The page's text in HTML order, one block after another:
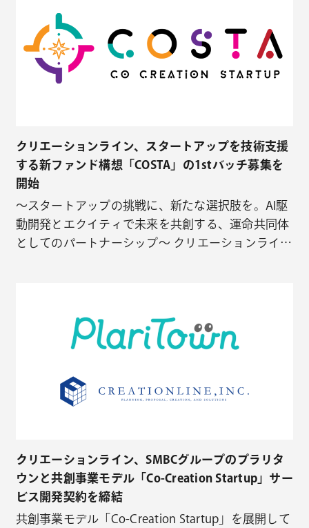
タ活用における「AIエージェント…
クリエーションライン、スタートアップを技術支援
する新ファンド構想「COSTA」の1stバッチ募集を
開始
〜スタートアップの挑戦に、新たな選択肢を。AI駆
動開発とエクイティで未来を共創する、運命共同体
としてのパートナーシップ〜 クリエーションライン
のスタートアップを対象とした新ファンド構想
「Co-Creation St…
クリエーションライン、SMBCグループのプラリタ
ウンと共創事業モデル「Co-Creation Startup」サー
ビス開発契約を締結
共創事業モデル「Co-Creation Startup」を展開して